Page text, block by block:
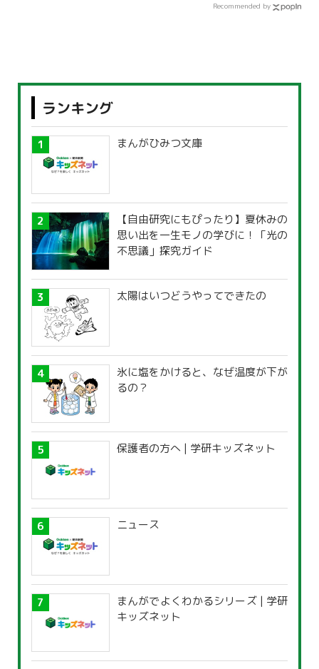
Recommended by
ランキング
まんがひみつ文庫
【自由研究にもぴったり】夏休みの
思い出を一生モノの学びに！「光の
不思議」探究ガイド
太陽はいつどうやってできたの
氷に塩をかけると、なぜ温度が下が
るの？
保護者の方へ | 学研キッズネット
ニュース
まんがでよくわかるシリーズ | 学研
キッズネット